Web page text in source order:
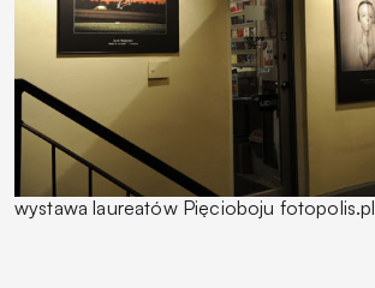
wystawa laureatów Pięcioboju fotopolis.pl